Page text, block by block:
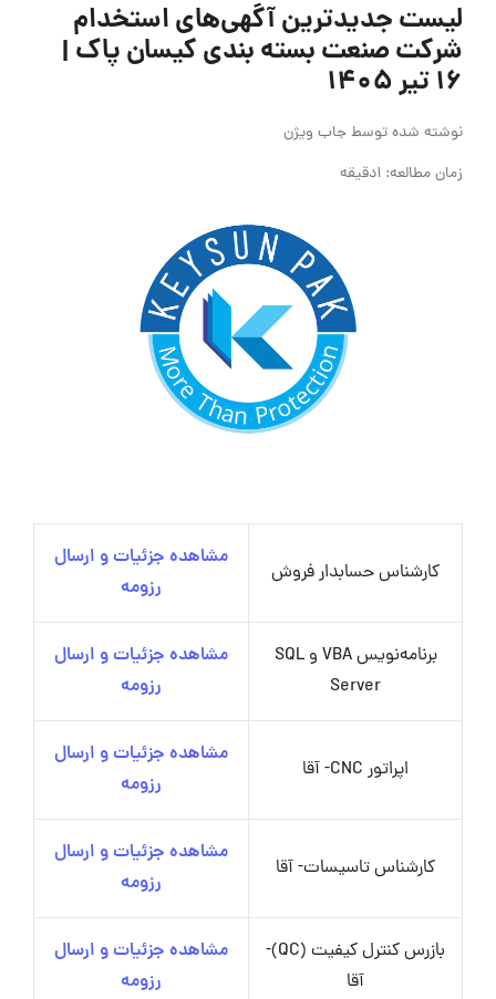
لیست جدیدترین آگهی‌های استخدام
شرکت صنعت بسته بندی کیسان پاک |
۱۶ تیر ۱۴۰۵
نوشته شده توسطجاب ویژن
زمان مطالعه: 1دقیقه
کارشناس حسابدار فروش
مشاهده جزئیات و ارسال
رزومه
برنامه‌نویس VBA و SQL
Server
مشاهده جزئیات و ارسال
رزومه
اپراتور CNC- آقا
مشاهده جزئیات و ارسال
رزومه
کارشناس تاسیسات- آقا
مشاهده جزئیات و ارسال
رزومه
بازرس کنترل کیفیت (QC)-
آقا
مشاهده جزئیات و ارسال
رزومه